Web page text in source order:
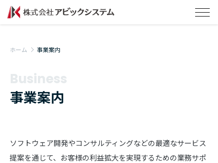
ホーム 事業案内
Business
事業案内
ソフトウェア開発やコンサルティングなどの最適なサービス
提案を通じて、お客様の利益拡大を実現するための業務サポ